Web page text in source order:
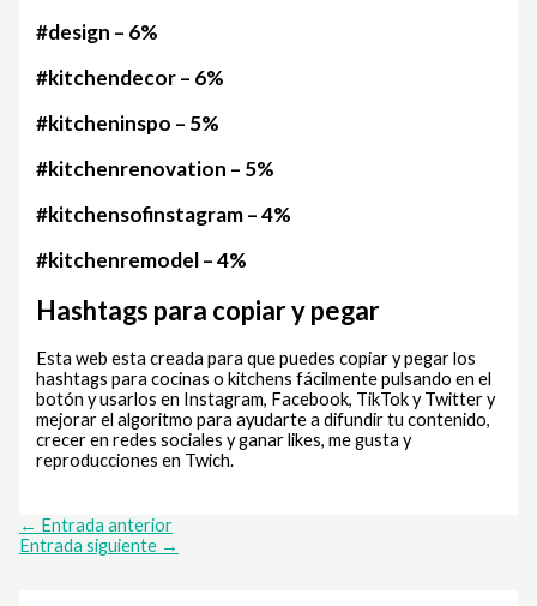
#design – 6%
#kitchendecor – 6%
#kitcheninspo – 5%
#kitchenrenovation – 5%
#kitchensofinstagram – 4%
#kitchenremodel – 4%
Hashtags para copiar y pegar
Esta web esta creada para que puedes copiar y pegar los
hashtags para cocinas o kitchens fácilmente pulsando en el
botón y usarlos en Instagram, Facebook, TikTok y Twitter y
mejorar el algoritmo para ayudarte a difundir tu contenido,
crecer en redes sociales y ganar likes, me gusta y
reproducciones en Twich.
← Entrada anterior
Entrada siguiente →